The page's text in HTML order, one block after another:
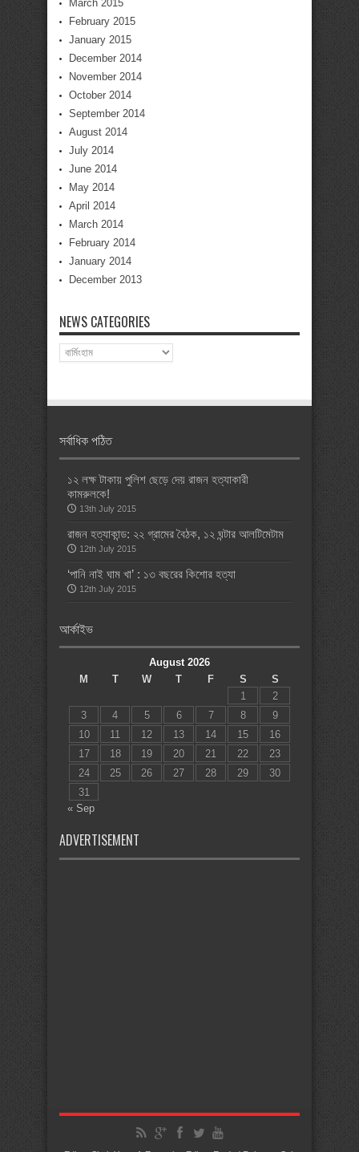
March 2015
February 2015
January 2015
December 2014
November 2014
October 2014
September 2014
August 2014
July 2014
June 2014
May 2014
April 2014
March 2014
February 2014
January 2014
December 2013
NEWS CATEGORIES
News
Categories
সর্বাধিক পঠিত
১২ লক্ষ টাকায় পুলিশ ছেড়ে দেয় রাজন হত্যাকারী
কামরুলকে!
13th July 2015
রাজন হত্যাকান্ড: ২২ গ্রামের বৈঠক, ১২ ঘন্টার আলটিমেটাম
12th July 2015
‘পানি নাই ঘাম খা’ : ১৩ বছরের কিশোর হত্যা
12th July 2015
আর্কাইভ
August 2026
M
T W T F S
S
1
2
3
4 5 6 7 8
9
10
11 12 13 14 15
16
17
18 19 20 21 22
23
24
25 26 27 28 29
30
31
« Sep
ADVERTISEMENT